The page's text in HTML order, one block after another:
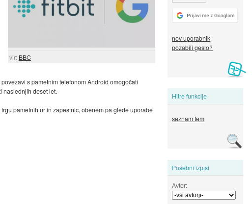
nov uporabnik
pozabili geslo?
Hitre funkcije
seznam tem
Posebni izpisi
Avtor:
vir: BBC
s pametnim telefonom Android omogočati
naslednjih deset let.
pametnih ur in zapestnic, obenem pa glede uporabe